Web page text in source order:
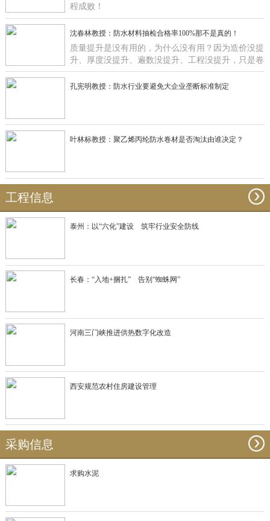
程成败！
沈春林教授：防水材料抽检合格率100%那不是真的！
质量提升是没有用的，为什么没有用？因为造价没提
升、厚度没提升、遍数没提升、工程没提升，只是卷
材在那里提升有什么用啊？
孔宪明教授：防水行业要避免大企业垄断标准制定
叶林标教授：聚乙烯丙纶防水卷材是否淘汰由谁决定？
工程信息
泰州：以“六化”建设 筑牢行业安全防线
长春：“入地+捆扎” 告别“蜘蛛网”
河南三门峡推进供热数字化改造
西安规范农村住房建设管理
采购信息
求购水泥